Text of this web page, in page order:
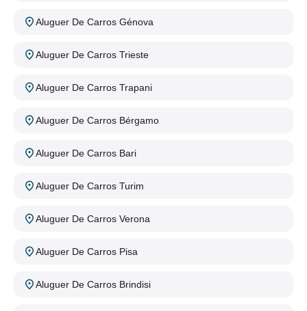
Aluguer De Carros Génova
Aluguer De Carros Trieste
Aluguer De Carros Trapani
Aluguer De Carros Bérgamo
Aluguer De Carros Bari
Aluguer De Carros Turim
Aluguer De Carros Verona
Aluguer De Carros Pisa
Aluguer De Carros Brindisi